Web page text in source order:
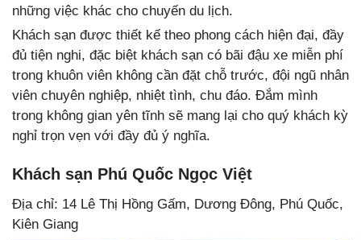
những việc khác cho chuyến du lịch.
Khách sạn được thiết kế theo phong cách hiện đại, đầy
đủ tiện nghi, đặc biệt khách sạn có bãi đậu xe miễn phí
trong khuôn viên không cần đặt chỗ trước, đội ngũ nhân
viên chuyên nghiệp, nhiệt tình, chu đáo. Đắm mình
trong không gian yên tĩnh sẽ mang lại cho quý khách kỳ
nghỉ trọn vẹn với đầy đủ ý nghĩa.
Khách sạn Phú Quốc Ngọc Việt
Địa chỉ: 14 Lê Thị Hồng Gấm, Dương Đông, Phú Quốc,
Kiên Giang